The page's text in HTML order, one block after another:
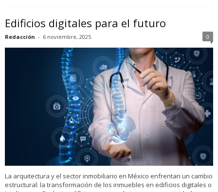
Edificios digitales para el futuro
Redacción - 6 noviembre, 2025 0
La arquitectura y el sector inmobiliario en México enfrentan un cambio
estructural: la transformación de los inmuebles en edificios digitales o